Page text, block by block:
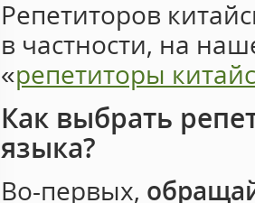
Репетиторов
в частности, на
«репетиторы
Как выбрать
языка?
Во-первых,